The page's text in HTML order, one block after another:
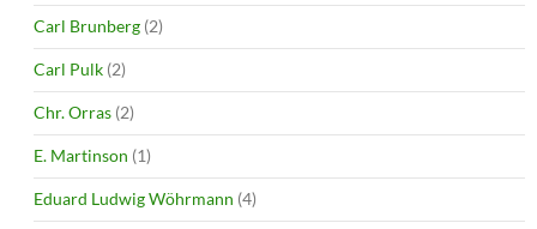
Carl Brunberg (2)
Carl Pulk (2)
Chr. Orras (2)
E. Martinson (1)
Eduard Ludwig Wöhrmann (4)